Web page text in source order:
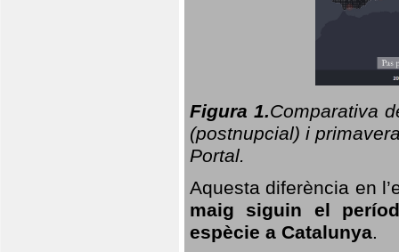
Figura 1.Comparativa
(postnupcial) i
Portal.
Aquesta diferència en
maig siguin el
espècie a Catalunya.